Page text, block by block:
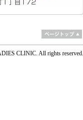
CLINIC. All rights reserved.